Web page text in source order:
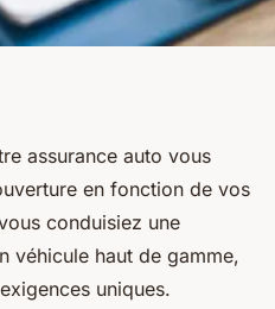
assurance
de lecture
assurance auto vous
en fonction de vos
conduisiez une
véhicule haut de gamme,
uniques.